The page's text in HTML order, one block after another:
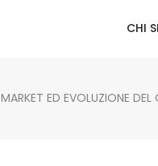
CHI
ED EVOLUZIONE DEL